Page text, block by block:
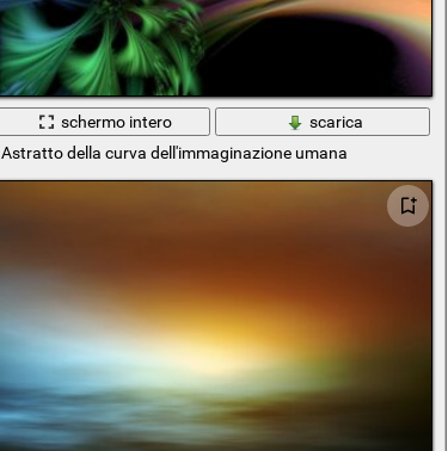
schermo intero
scarica
Astratto della curva dell'immaginazione umana